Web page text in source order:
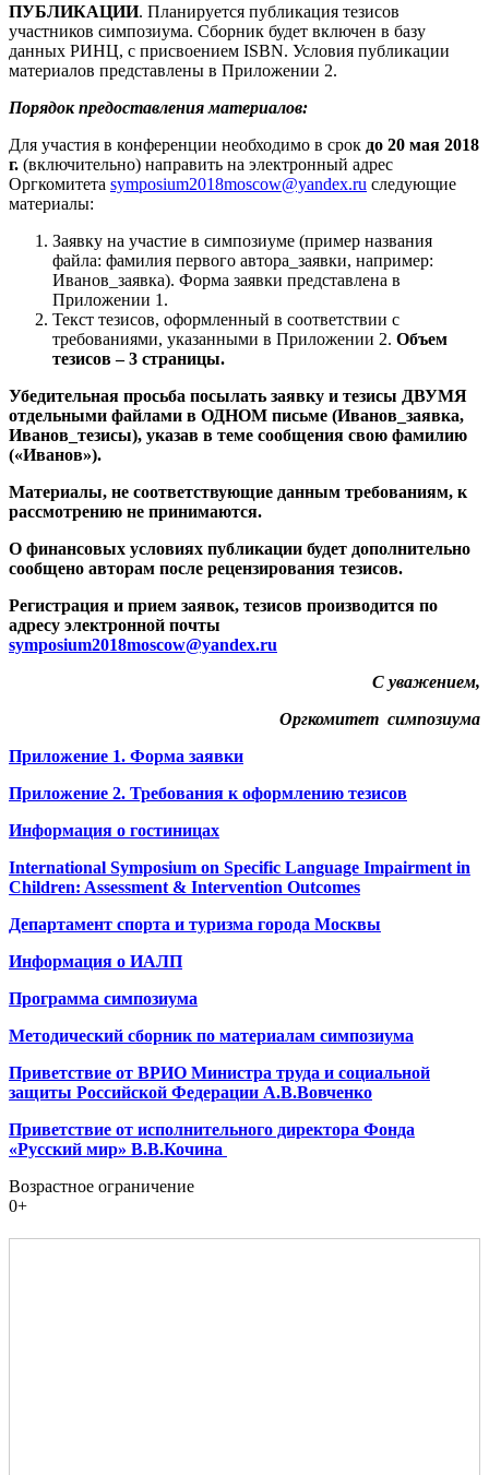
ПУБЛИКАЦИИ. Планируется публикация тезисов
участников симпозиума. Сборник будет включен в базу
данных РИНЦ, с присвоением ISBN. Условия публикации
материалов представлены в Приложении 2.
Порядок предоставления материалов:
Для участия в конференции необходимо в срок до 20 мая 2018
г. (включительно) направить на электронный адрес
Оргкомитета symposium2018moscow@yandex.ru следующие
материалы:
Заявку на участие в симпозиуме (пример названия
файла: фамилия первого автора_заявки, например:
Иванов_заявка). Форма заявки представлена в
Приложении 1.
Текст тезисов, оформленный в соответствии с
требованиями, указанными в Приложении 2. Объем
тезисов – 3 страницы.
Убедительная просьба посылать заявку и тезисы ДВУМЯ
отдельными файлами в ОДНОМ письме (Иванов_заявка,
Иванов_тезисы), указав в теме сообщения свою фамилию
(«Иванов»).
Материалы, не соответствующие данным требованиям, к
рассмотрению не принимаются.
О финансовых условиях публикации будет дополнительно
сообщено авторам после рецензирования тезисов.
Регистрация и прием заявок, тезисов производится по
адресу электронной почты
symposium2018moscow@yandex.ru
С уважением,
Оргкомитет симпозиума
Приложение 1. Форма заявки
Приложение 2. Требования к оформлению тезисов
Информация о гостиницах
International Symposium on Specific Language Impairment in
Children: Assessment & Intervention Outcomes
Департамент спорта и туризма города Москвы
Информация о ИАЛП
Программа симпозиума
Методический сборник по материалам симпозиума
Приветствие от ВРИО Министра труда и социальной
защиты Российской Федерации А.В.Вовченко
Приветствие от исполнительного директора Фонда
«Русский мир» В.В.Кочина
Возрастное ограничение
0+